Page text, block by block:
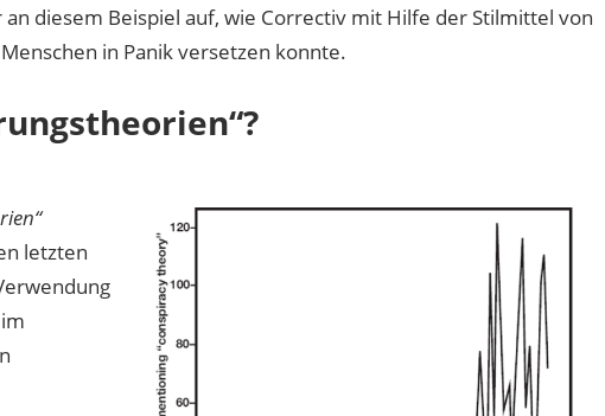
diesem Beispiel auf, wie Correctiv mit Hilfe der Stilmittel von
in Panik versetzen konnte.
letzten